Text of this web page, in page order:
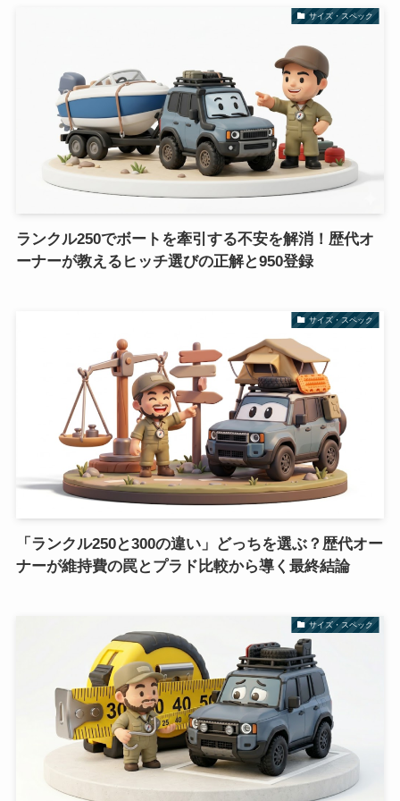
サイズ・スペック
ランクル250でボートを牽引する不安を解消！歴代オ
ーナーが教えるヒッチ選びの正解と950登録
サイズ・スペック
「ランクル250と300の違い」どっちを選ぶ？歴代オー
ナーが維持費の罠とプラド比較から導く最終結論
サイズ・スペック